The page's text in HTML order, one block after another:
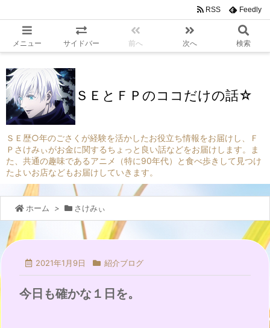
メニュー サイドバー 前へ 次へ 検索
RSS Feedly
ＳＥとＦＰのココだけの話☆
ＳＥ歴○年のごさくが経験を活かしたお役立ち情報をお届けし、Ｆ
Ｐさけみぃがお金に関するちょっと良い話などをお届けします。ま
た、共通の趣味であるアニメ（特に90年代）と食べ歩きして見つけ
たよいお店などもお届けしていきます。
ホーム > さけみぃ
2021年1月9日 紹介ブログ
今日も確かな１日を。